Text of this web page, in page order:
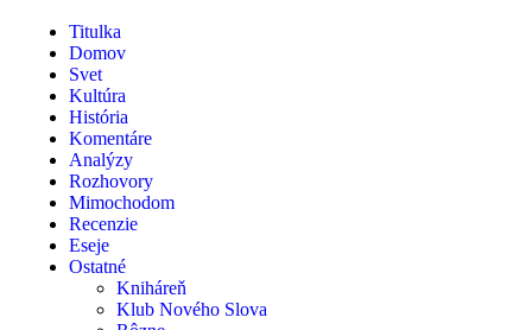
Titulka
Domov
Svet
Kultúra
História
Komentáre
Analýzy
Rozhovory
Mimochodom
Recenzie
Eseje
Ostatné
Kniháreň
Klub Nového Slova